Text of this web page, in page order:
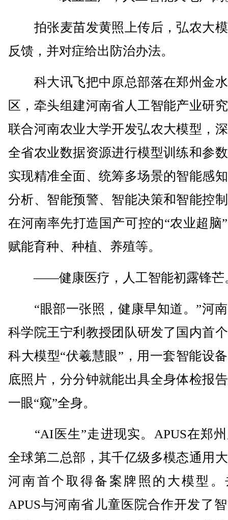
拍张麦苗发黄照上传后，弘农大
反馈，并对症给出防治办法。
科大讯飞把中原总部落在郑州金
区，牵头组建河南省人工智能产业研
联合河南农业大学开发弘农大模型，
全省农业数据资源进行模型训练和参
实现精准全面、统筹多场景的智能感
分析、智能预警、智能决策和智能控
在河南率先打造国产可控的“农业超脑
赋能育种、种植、养殖等。
——健康医疗，人工智能初露锋芒
“眼部一张照，健康早知道。”河
科学院王宁利教授团队研发了国内首
科大模型“伏羲慧眼”，用一套智能设
底照片，分分钟就能出具全身体检报
一眼“窥”全身。
“AI医生”走进现实。APUS在郑州
全球第二总部，其千亿级多模态通用
河南首个取得备案牌照的大模型。
APUS与河南省儿童医院合作开发了